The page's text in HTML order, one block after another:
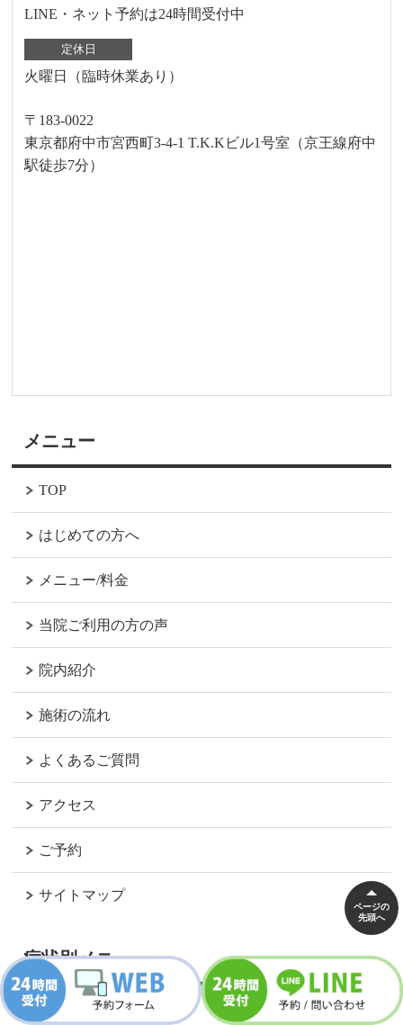
LINE・ネット予約は24時間受付中
定休日
火曜日（臨時休業あり）
〒183-0022
東京都府中市宮西町3-4-1 T.K.Kビル1号室（京王線府中
駅徒歩7分）
メニュー
TOP
はじめての方へ
メニュー/料金
当院ご利用の方の声
院内紹介
施術の流れ
よくあるご質問
アクセス
ご予約
サイトマップ
症状別メニュー
腰痛
ページの
先頭へ